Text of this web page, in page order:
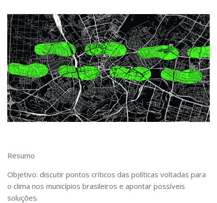
Publicações
Livros
Manuais e Guias Educacionais
Artigos
Teses e Dissertações
Diálogos Socioambientais
Agenda Política Pública
Resumo
Objetivo: discutir pontos críticos das políticas voltadas para
o clima nos municípios brasileiros e apontar possíveis
soluções.